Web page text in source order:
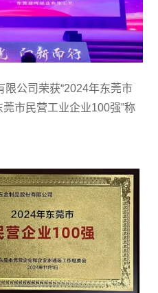
公司荣获“2024年东莞市
莞市民营工业企业100强”称